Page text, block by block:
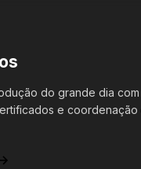
do grande dia com
e coordenação